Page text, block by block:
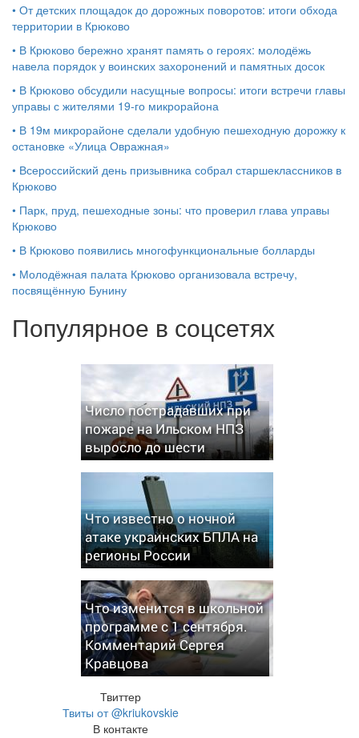
• От детских площадок до дорожных поворотов: итоги обхода
территории в Крюково
• В Крюково бережно хранят память о героях: молодёжь
навела порядок у воинских захоронений и памятных досок
• В Крюково обсудили насущные вопросы: итоги встречи главы
управы с жителями 19‑го микрорайона
• В 19м микрорайоне сделали удобную пешеходную дорожку к
остановке «Улица Овражная»
• Всероссийский день призывника собрал старшеклассников в
Крюково
• Парк, пруд, пешеходные зоны: что проверил глава управы
Крюково
• В Крюково появились многофункциональные болларды
• Молодёжная палата Крюково организовала встречу,
посвящённую Бунину
Популярное в соцсетях
Число пострадавших при
пожаре на Ильском НПЗ
выросло до шести
Что известно о ночной
атаке украинских БПЛА на
регионы России
Что изменится в школьной
программе с 1 сентября.
Комментарий Сергея
Кравцова
Твиттер
Твиты от @kriukovskie
В контакте